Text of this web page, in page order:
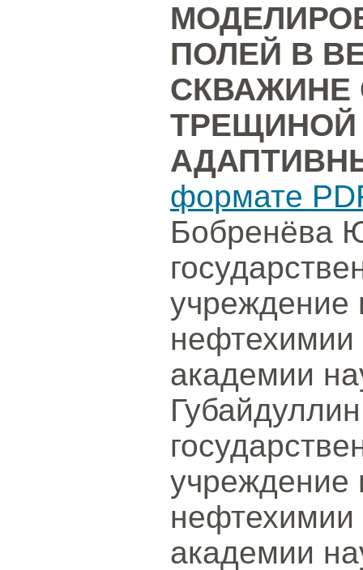
ПОЛЕЙ В
СКВАЖИНЕ
ТРЕЩИНОЙ
формате
Бобренёва
учреждение
нефтехимии
академии
учреждение
нефтехимии
академии